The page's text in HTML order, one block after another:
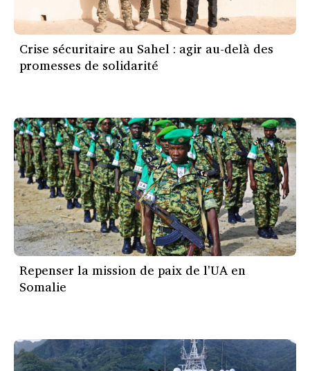
Crise sécuritaire au Sahel : agir au-delà des
promesses de solidarité
Repenser la mission de paix de l'UA en
Somalie